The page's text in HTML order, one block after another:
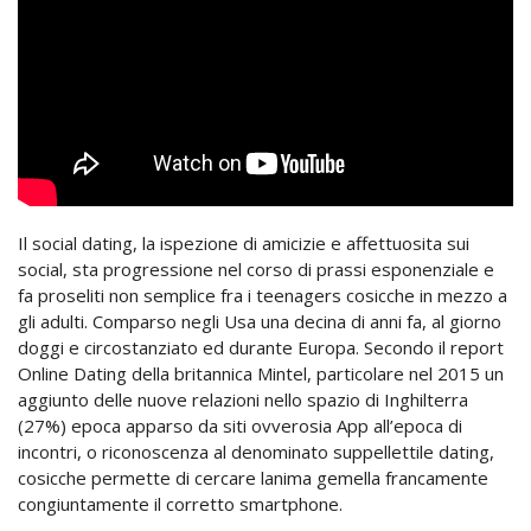
Il social dating, la ispezione di amicizie e affettuosita sui
social, sta progressione nel corso di prassi esponenziale e
fa proseliti non semplice fra i teenagers cosicche in mezzo a
gli adulti. Comparso negli Usa una decina di anni fa, al giorno
doggi e circostanziato ed durante Europa. Secondo il report
Online Dating della britannica Mintel, particolare nel 2015 un
aggiunto delle nuove relazioni nello spazio di Inghilterra
(27%) epoca apparso da siti ovverosia App all’epoca di
incontri, o riconoscenza al denominato suppellettile dating,
cosicche permette di cercare lanima gemella francamente
congiuntamente il corretto smartphone.